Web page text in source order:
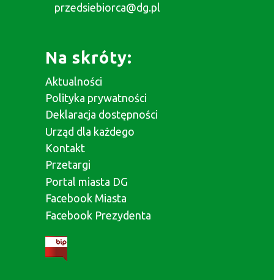
przedsiebiorca@dg.pl
Na skróty:
Aktualności
Polityka prywatności
Deklaracja dostępności
Urząd dla każdego
Kontakt
Przetargi
Portal miasta DG
Facebook Miasta
Facebook Prezydenta